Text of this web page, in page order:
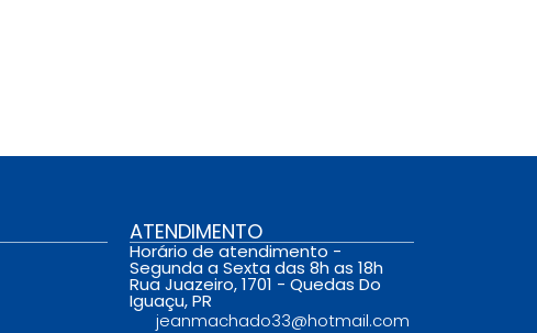
ATENDIMENTO
Horário de atendimento -
Segunda a Sexta das 8h as 18h
Rua Juazeiro, 1701 - Quedas Do
Iguaçu, PR
jeanmachado33@hotmail.com